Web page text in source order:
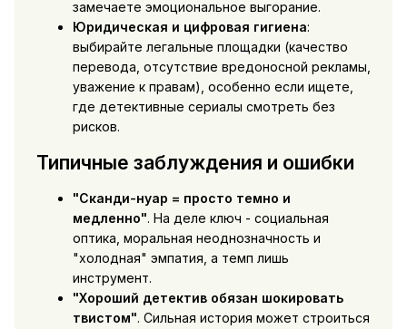
замечаете эмоциональное выгорание.
Юридическая и цифровая гигиена:
выбирайте легальные площадки (качество
перевода, отсутствие вредоносной рекламы,
уважение к правам), особенно если ищете,
где детективные сериалы смотреть без
рисков.
Типичные заблуждения и ошибки
"Сканди-нуар = просто темно и
медленно". На деле ключ - социальная
оптика, моральная неоднозначность и
"холодная" эмпатия, а темп лишь
инструмент.
"Хороший детектив обязан шокировать
твистом". Сильная история может строиться